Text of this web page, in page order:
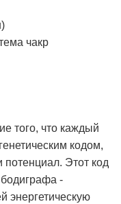
чакр
того, что каждый
кодом,
потенциал. Этот код
-
энергетическую